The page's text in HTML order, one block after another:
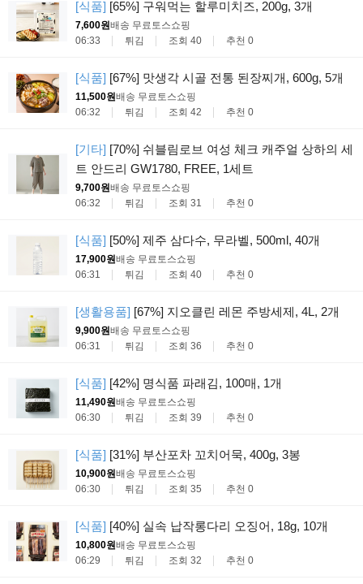
[식품] [65%] 구워먹는 할루미치즈, 200g, 3개
7,600원배송 무료 토스쇼핑
06:33
튀김 조회 40 추천 0
[식품] [67%] 맛생각 시골 전통 된장찌개, 600g, 5개
11,500원배송 무료 토스쇼핑
06:32
튀김 조회 42 추천 0
[기타] [70%] 쉬블림로브 여성 체크 캐주얼 상하의 세
트 안드리 GW1780, FREE, 1세트
9,700원배송 무료 토스쇼핑
06:32
튀김 조회 31 추천 0
[식품] [50%] 제주 삼다수, 무라벨, 500ml, 40개
17,900원배송 무료 토스쇼핑
06:31
튀김 조회 40 추천 0
[생활용품] [67%] 지오클린 레몬 주방세제, 4L, 2개
9,900원배송 무료 토스쇼핑
06:31
튀김 조회 36 추천 0
[식품] [42%] 명식품 파래김, 100매, 1개
11,490원배송 무료 토스쇼핑
06:30
튀김 조회 39 추천 0
[식품] [31%] 부산포차 꼬치어묵, 400g, 3봉
10,900원배송 무료 토스쇼핑
06:30
튀김 조회 35 추천 0
[식품] [40%] 실속 납작롱다리 오징어, 18g, 10개
10,800원배송 무료 토스쇼핑
06:29
튀김 조회 32 추천 0